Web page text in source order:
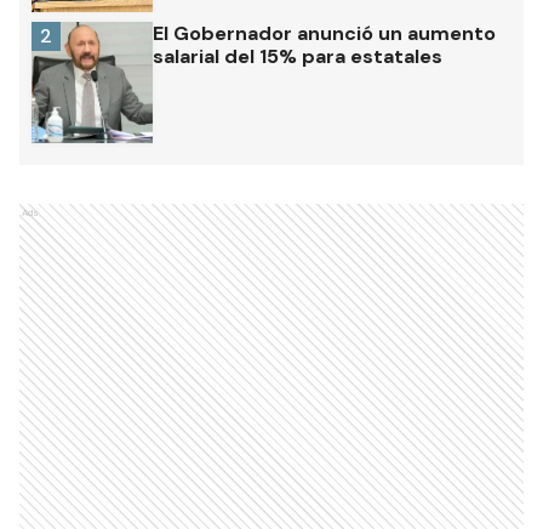
El Gobernador anunció un aumento
salarial del 15% para estatales
2
Ads